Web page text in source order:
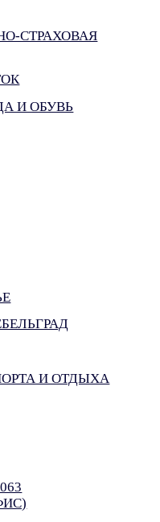
СТРАХОВАЯ
И ОБУВЬ
И ОТДЫХА